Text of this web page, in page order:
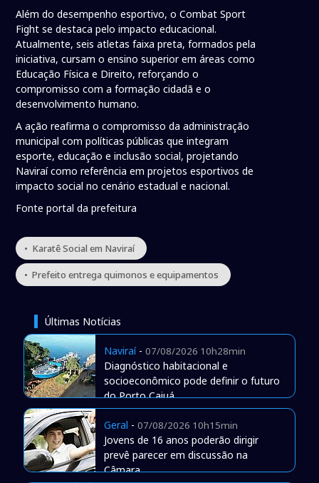
Além do desempenho esportivo, o Combat Sport
Fight se destaca pelo impacto educacional.
Atualmente, seis atletas faixa preta, formados pela
iniciativa, cursam o ensino superior em áreas como
Educação Física e Direito, reforçando o
compromisso com a formação cidadã e o
desenvolvimento humano.
A ação reafirma o compromisso da administração
municipal com políticas públicas que integram
esporte, educação e inclusão social, projetando
Naviraí como referência em projetos esportivos de
impacto social no cenário estadual e nacional.
Fonte portal da prefeitura
• Karatê Social em Naviraí
• Prefeito entrega quimonos e equipamentos
Últimas Notícias
Naviraí- 07/08/2026 10h28min
Diagnóstico habitacional e
socioeconômico pode definir o futuro
do Porto Caiuá
Geral - 07/08/2026 10h15min
Jovens de 16 anos poderão dirigir
prevê parecer em discussão na
Câmara